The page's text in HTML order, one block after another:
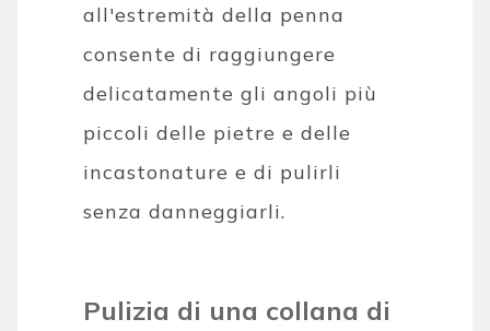
all'estremità della penna
consente di raggiungere
delicatamente gli angoli più
piccoli delle pietre e delle
incastonature e di pulirli
senza danneggiarli.
Pulizia di una collana di